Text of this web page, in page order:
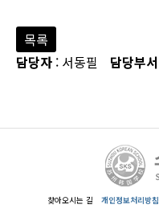
목록
담당자 : 서동필 담당부서
찾아오시는 길 개인정보처리방침